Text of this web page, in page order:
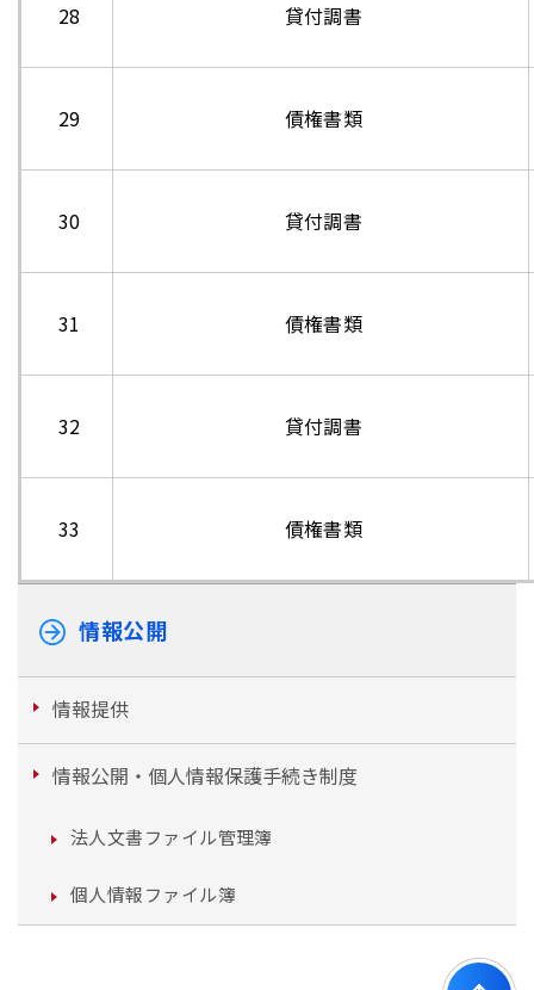
28 貸付調書
29 債権書類
30 貸付調書
31 債権書類
32 貸付調書
33 債権書類
情報公開
情報提供
情報公開・個人情報保護手続き制度
法人文書ファイル管理簿
個人情報ファイル簿